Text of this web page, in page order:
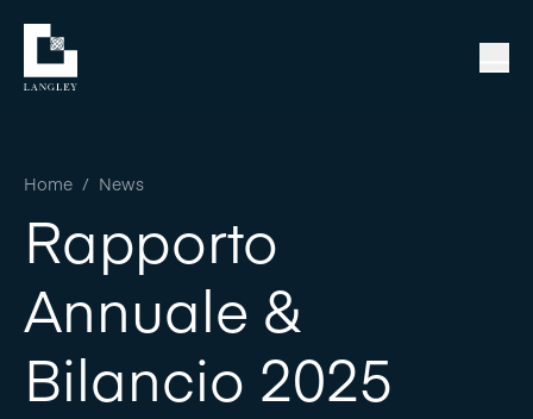
Home / News
Rapporto
Annuale &
Bilancio 2025